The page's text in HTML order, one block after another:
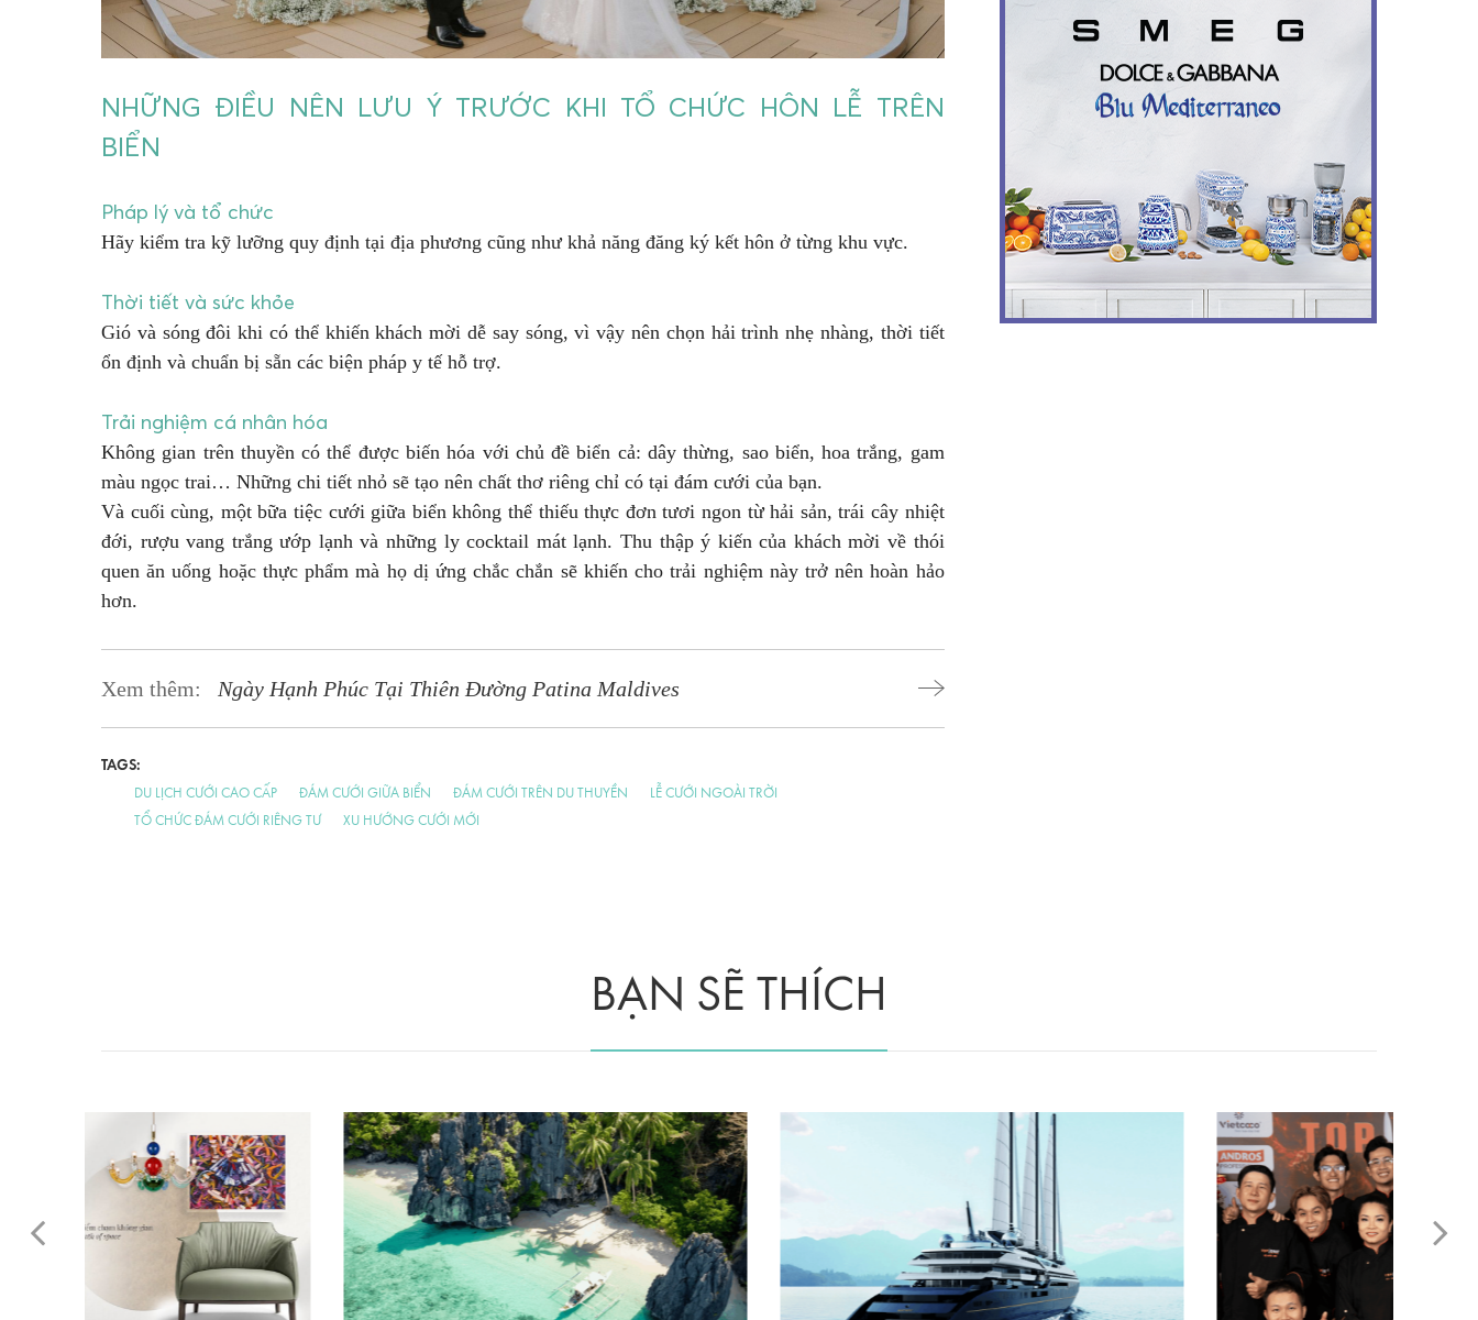
NHỮNG ĐIỀU NÊN LƯU Ý TRƯỚC KHI TỔ CHỨC HÔN LỄ TRÊN
BIỂN
Pháp lý và tổ chức
Hãy kiểm tra kỹ lưỡng quy định tại địa phương cũng như khả năng đăng ký kết hôn ở từng khu vực.
Thời tiết và sức khỏe
Gió và sóng đôi khi có thể khiến khách mời dễ say sóng, vì vậy nên chọn hải trình nhẹ nhàng, thời tiết
ổn định và chuẩn bị sẵn các biện pháp y tế hỗ trợ.
Trải nghiệm cá nhân hóa
Không gian trên thuyền có thể được biến hóa với chủ đề biển cả: dây thừng, sao biển, hoa trắng, gam
màu ngọc trai… Những chi tiết nhỏ sẽ tạo nên chất thơ riêng chỉ có tại đám cưới của bạn.
Và cuối cùng, một bữa tiệc cưới giữa biển không thể thiếu thực đơn tươi ngon từ hải sản, trái cây nhiệt
đới, rượu vang trắng ướp lạnh và những ly cocktail mát lạnh. Thu thập ý kiến của khách mời về thói
quen ăn uống hoặc thực phẩm mà họ dị ứng chắc chắn sẽ khiến cho trải nghiệm này trở nên hoàn hảo
hơn.
Xem thêm: Ngày Hạnh Phúc Tại Thiên Đường Patina Maldives
TAGS:
DU LỊCH CƯỚI CAO CẤP ĐÁM CƯỚI GIỮA BIỂN ĐÁM CƯỚI TRÊN DU THUYỀN
LỄ CƯỚI NGOÀI TRỜI
TỔ CHỨC ĐÁM CƯỚI RIÊNG TƯ
XU HƯỚNG CƯỚI MỚI
BẠN SẼ THÍCH